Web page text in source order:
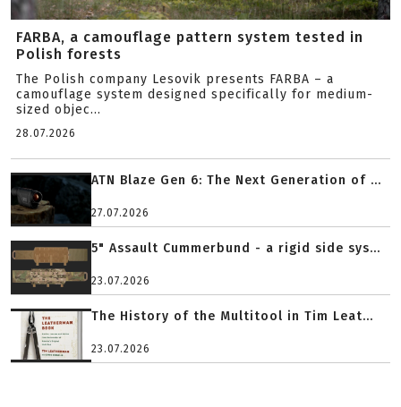
FARBA, a camouflage pattern system tested in
Polish forests
The Polish company Lesovik presents FARBA – a
camouflage system designed specifically for medium-
sized objec...
28.07.2026
ATN Blaze Gen 6: The Next Generation of ...
27.07.2026
5" Assault Cummerbund - a rigid side sys...
23.07.2026
The History of the Multitool in Tim Leat...
23.07.2026